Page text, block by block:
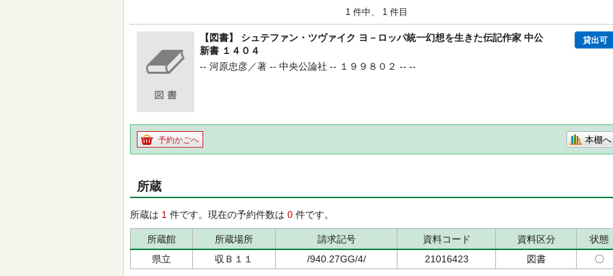
1 件中、 1 件目
【図書】 シュテファン・ツヴァイク ヨ－ロッパ統一幻想を生きた伝記作家 中公
新書 １４０４
貸出可
-- 河原忠彦／著 -- 中央公論社 -- １９９８０２ -- --
予約かごへ 本棚へ
所蔵
所蔵は 1 件です。現在の予約件数は 0 件です。
所蔵館 所蔵場所 請求記号 資料コード 資料区分
状態
県立
収Ｂ１１ /940.27GG/4/ 21016423 図書 〇